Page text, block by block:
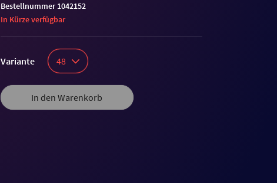
Variante 48
In den Warenkorb
Bestellnummer 1042152
In Kürze verfügbar